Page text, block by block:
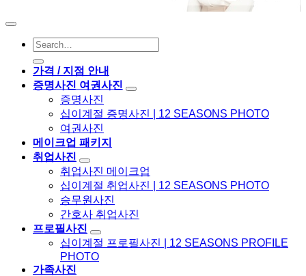
가격 / 지점 안내
증명사진 여권사진
증명사진
십이계절 증명사진 | 12 SEASONS PHOTO
여권사진
메이크업 패키지
취업사진
취업사진 메이크업
십이계절 취업사진 | 12 SEASONS PHOTO
승무원사진
간호사 취업사진
프로필사진
십이계절 프로필사진 | 12 SEASONS PROFILE
PHOTO
가족사진